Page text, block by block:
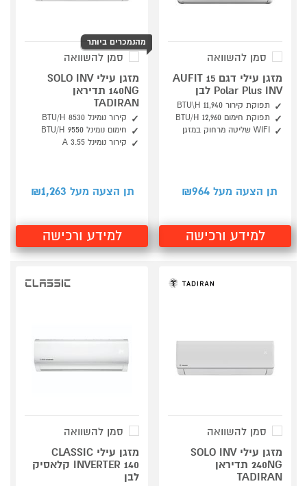
סמן להשוואה
מזגן עילי דגם 15 AUFIT
Polar Plus INV לבן
תפוקת קירור 11,940 BTU\H
תפוקת חימום BTU/H 12,960
WIFI שליטה מרחוק במזגן
תן הצעה מעל ₪ 964
למידע ורכישה
מהנמכרים ביותר
סמן להשוואה
מזגן עילי SOLO INV
140NG תדיראן
TADIRAN
קירור נומינל BTU/H 8530
חימום נומינל BTU/H 9550
קירור נומינל A 3.55
תן הצעה מעל ₪ 1,263
למידע ורכישה
סמן להשוואה
מזגן עילי SOLO INV
240NG תדיראן
TADIRAN
סמן להשוואה
מזגן עילי CLASSIC
INVERTER 140 קלאסיק
לבן